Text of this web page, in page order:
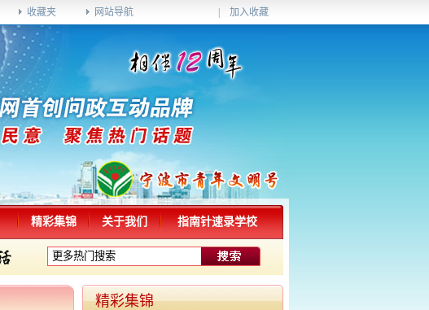
收藏夹 网站导航 加入收藏
精彩集锦 关于我们 指南针速录学校
精彩集锦